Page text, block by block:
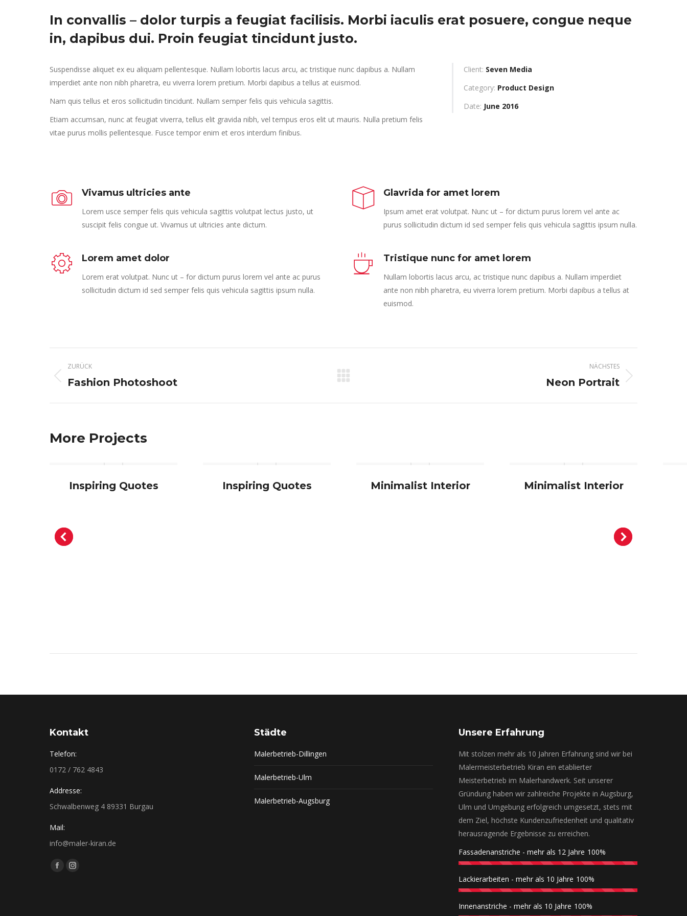
In convallis – dolor turpis a feugiat facilisis. Morbi iaculis erat posuere, congue neque
in, dapibus dui. Proin feugiat tincidunt justo.
Suspendisse aliquet ex eu aliquam pellentesque. Nullam lobortis lacus arcu, ac tristique nunc dapibus a. Nullam
imperdiet ante non nibh pharetra, eu viverra lorem pretium. Morbi dapibus a tellus at euismod.
Nam quis tellus et eros sollicitudin tincidunt. Nullam semper felis quis vehicula sagittis.
Etiam accumsan, nunc at feugiat viverra, tellus elit gravida nibh, vel tempus eros elit ut mauris. Nulla pretium felis
vitae purus mollis pellentesque. Fusce tempor enim et eros interdum finibus.
Client: Seven Media
Category: Product Design
Date: June 2016
Vivamus ultricies ante
Lorem usce semper felis quis vehicula sagittis volutpat lectus justo, ut
suscipit felis congue ut. Vivamus ut ultricies ante dictum.
Glavrida for amet lorem
Ipsum amet erat volutpat. Nunc ut – for dictum purus lorem vel ante ac
purus sollicitudin dictum id sed semper felis quis vehicula sagittis ipsum nulla.
Lorem amet dolor
Lorem erat volutpat. Nunc ut – for dictum purus lorem vel ante ac purus
sollicitudin dictum id sed semper felis quis vehicula sagittis ipsum nulla.
Tristique nunc for amet lorem
Nullam lobortis lacus arcu, ac tristique nunc dapibus a. Nullam imperdiet
ante non nibh pharetra, eu viverra lorem pretium. Morbi dapibus a tellus at
euismod.
Project
navigation
ZURÜCK
Previous
Fashion Photoshoot
NÄCHSTES
Neon Portrait
More Projects
Inspiring Quotes Inspiring Quotes Minimalist Interior Minimalist Interior
Kontakt
Telefon:
0172 / 762 4843
Addresse:
Schwalbenweg 4 89331 Burgau
Mail:
info@maler-kiran.de
Finden Sie uns auf:
FacebookInstagram
Städte
Malerbetrieb-Dillingen
Malerbetrieb-Ulm
Malerbetrieb-Augsburg
Unsere Erfahrung
Mit stolzen mehr als 10 Jahren Erfahrung sind wir bei
Malermeisterbetrieb Kiran ein etablierter
Meisterbetrieb im Malerhandwerk. Seit unserer
Gründung haben wir zahlreiche Projekte in Augsburg,
Ulm und Umgebung erfolgreich umgesetzt, stets mit
dem Ziel, höchste Kundenzufriedenheit und qualitativ
herausragende Ergebnisse zu erreichen.
Fassadenanstriche - mehr als 12 Jahre 100%
Lackierarbeiten - mehr als 10 Jahre 100%
Innenanstriche - mehr als 10 Jahre 100%